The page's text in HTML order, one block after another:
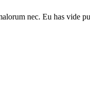
nec. Eu has vide